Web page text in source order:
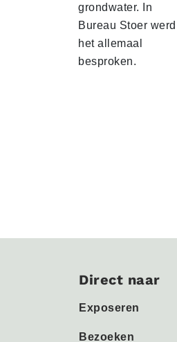
grondwater. In
Bureau Stoer werd
het allemaal
besproken.
Direct naar
Exposeren
Bezoeken